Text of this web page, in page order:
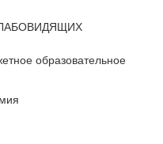
образовательное